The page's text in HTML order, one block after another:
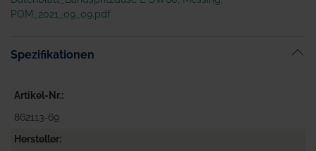
POM_2021_09_09.pdf
Spezifikationen
Artikel-Nr.
862113-69
Hersteller